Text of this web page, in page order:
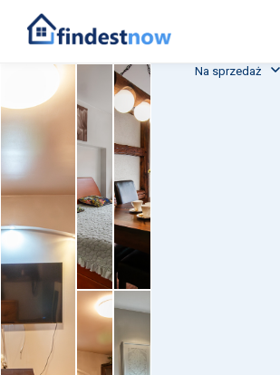
Na sprzedaż